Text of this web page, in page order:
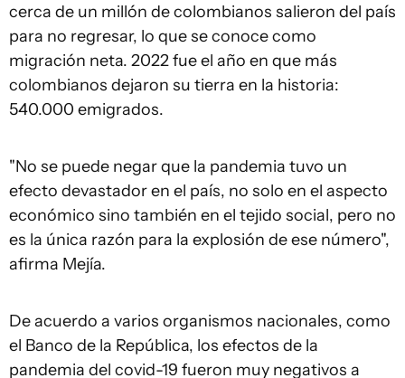
cerca de un millón de colombianos salieron del país
para no regresar, lo que se conoce como
migración neta. 2022 fue el año en que más
colombianos dejaron su tierra en la historia:
540.000 emigrados.
"No se puede negar que la pandemia tuvo un
efecto devastador en el país, no solo en el aspecto
económico sino también en el tejido social, pero no
es la única razón para la explosión de ese número",
afirma Mejía.
De acuerdo a varios organismos nacionales, como
el Banco de la República, los efectos de la
pandemia del covid-19 fueron muy negativos a